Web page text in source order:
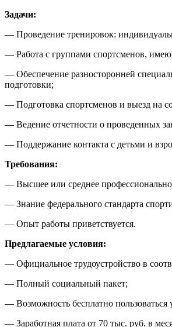
Задачи:
— Проведение тренировок:
— Работа с группами спортсменов,
— Обеспечение разносторонней
подготовки;
— Подготовка спортсменов и выезд на
— Ведение отчетности о проведенных
— Поддержание контакта с детьми и
Требования:
— Высшее или среднее
— Знание федерального стандарта
— Опыт работы приветствуется.
Предлагаемые условия:
— Официальное трудоустройство в
— Полный социальный пакет;
— Возможность бесплатно
— Заработная плата от 70 тыс. руб. в